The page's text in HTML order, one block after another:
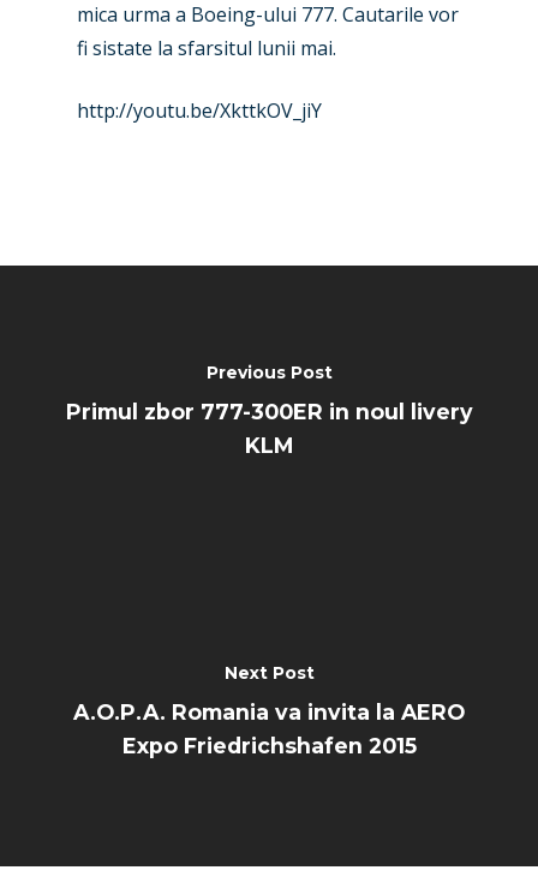
mica urma a Boeing-ului 777. Cautarile vor
fi sistate la sfarsitul lunii mai.
http://youtu.be/XkttkOV_jiY
Previous Post
Primul zbor 777-300ER in noul livery
KLM
Next Post
A.O.P.A. Romania va invita la AERO
Expo Friedrichshafen 2015